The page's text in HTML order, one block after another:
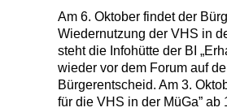
Am 6. Oktober findet der
Wiedernutzung der VHS in
steht die Infohütte der BI
wieder vor dem Forum auf
Bürgerentscheid. Am 3.
für die VHS in der MüGa”